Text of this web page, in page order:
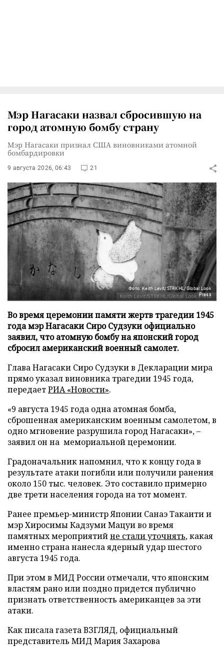
Мэр Нагасаки назвал сбросившую на
город атомную бомбу страну
Мэр Нагасаки признал США виновниками атомной
бомбардировки
9 августа 2026, 06:43 21
Фото: Keith Levit/STRKHL/Global Look
Press
Во время церемонии памяти жертв трагедии 1945
года мэр Нагасаки Сиро Судзуки официально
заявил, что атомную бомбу на японский город
сбросил американский военный самолет.
Глава Нагасаки Сиро Судзуки в Декларации мира
прямо указал виновника трагедии 1945 года,
передаетРИА «Новости».
«9 августа 1945 года одна атомная бомба,
сброшенная американским военным самолетом, в
одно мгновение разрушила город Нагасаки», –
заявил он на мемориальной церемонии.
Градоначальник напомнил, что к концу года в
результате атаки погибли или получили ранения
около 150 тыс. человек. Это составило примерно
две трети населения города на тот момент.
Ранее премьер-министр Японии Санаэ Такаити и
мэр Хиросимы Кадзуми Мацуи во время
памятных мероприятийне стали уточнять, какая
именно страна нанесла ядерный удар шестого
августа 1945 года.
При этом в МИД России отмечали, что японским
властям рано или поздно придется публично
признать ответственность американцев за эти
атаки.
Как писала газета ВЗГЛЯД, официальный
представитель МИД Мария Захарова